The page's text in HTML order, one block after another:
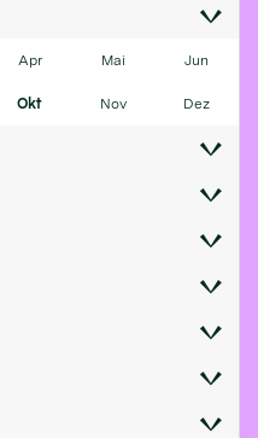
Apr Mai Jun
Okt Nov Dez